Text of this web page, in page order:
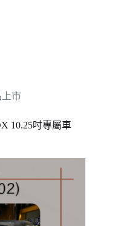
市
10.25吋專屬車